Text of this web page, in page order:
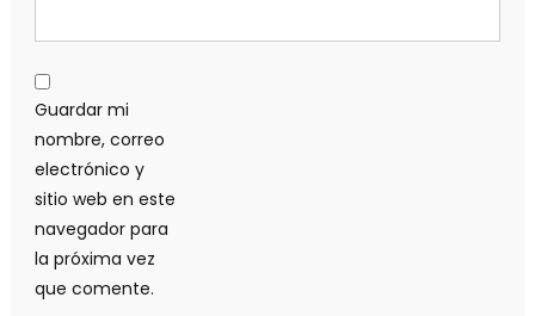
Guardar mi
nombre, correo
electrónico y
sitio web en este
navegador para
la próxima vez
que comente.